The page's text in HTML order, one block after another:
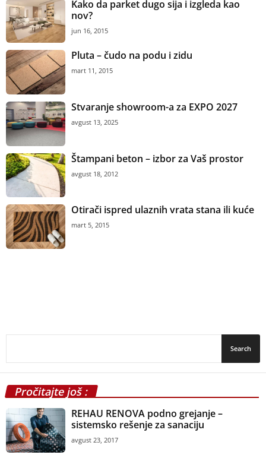
Kako da parket dugo sija i izgleda kao
nov?
jun 16, 2015
Pluta – čudo na podu i zidu
mart 11, 2015
Stvaranje showroom-a za EXPO 2027
avgust 13, 2025
Štampani beton – izbor za Vaš prostor
avgust 18, 2012
Otirači ispred ulaznih vrata stana ili kuće
mart 5, 2015
Pročitajte još :
REHAU RENOVA podno grejanje –
sistemsko rešenje za sanaciju
avgust 23, 2017